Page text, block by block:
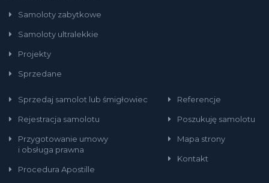
Samoloty zabytkowe
Samoloty ultralekkie
Projekty
Sprzedane
Sprzedaj samolot lub śmigłowiec
Rejestracja samolotu
Przygotowanie umowy
i obsługa prawna
Procedura Apostille
Referencje
Poszukuję samolotu
Mapa strony
Kontakt